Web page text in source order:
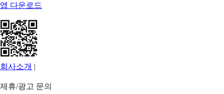
앱 다운로드
회사소개 |
제휴/광고 문의